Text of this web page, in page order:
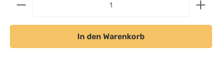
In den Warenkorb